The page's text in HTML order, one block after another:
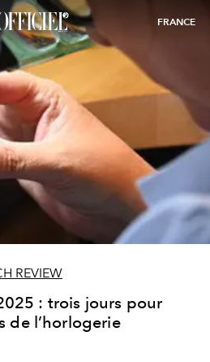
FRANCE
REVIEW
: trois jours pour
de l’horlogerie